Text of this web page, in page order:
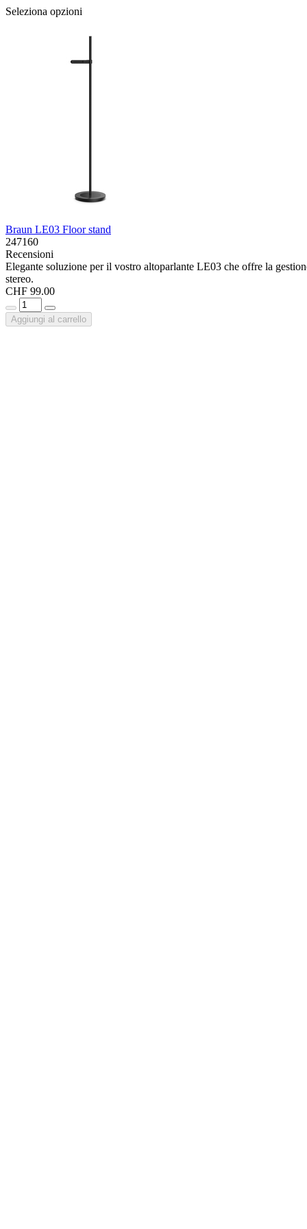
Seleziona opzioni
Braun LE03 Floor stand
247160
Recensioni
Elegante soluzione per il vostro altoparlante LE03 che offre la
stereo.
CHF 99.00
Aggiungi al carrello